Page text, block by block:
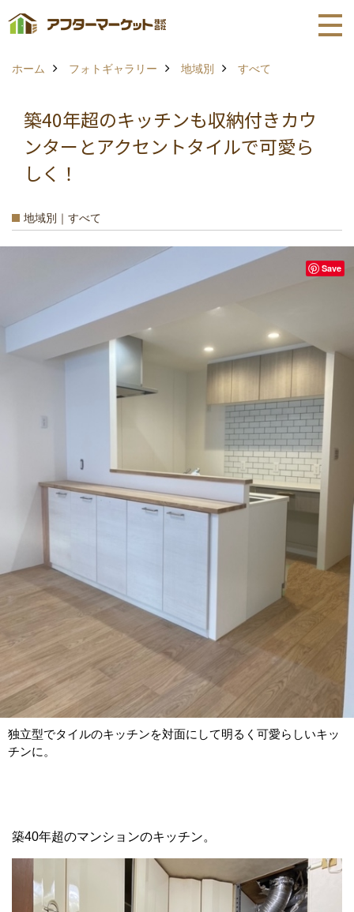
ホーム フォトギャラリー 地域別 すべて
築40年超のキッチンも収納付きカウ
ンターとアクセントタイルで可愛ら
しく！
地域別｜すべて
独立型でタイルのキッチンを対面にして明るく可愛らしいキッ
チンに。
Save
築40年超のマンションのキッチン。